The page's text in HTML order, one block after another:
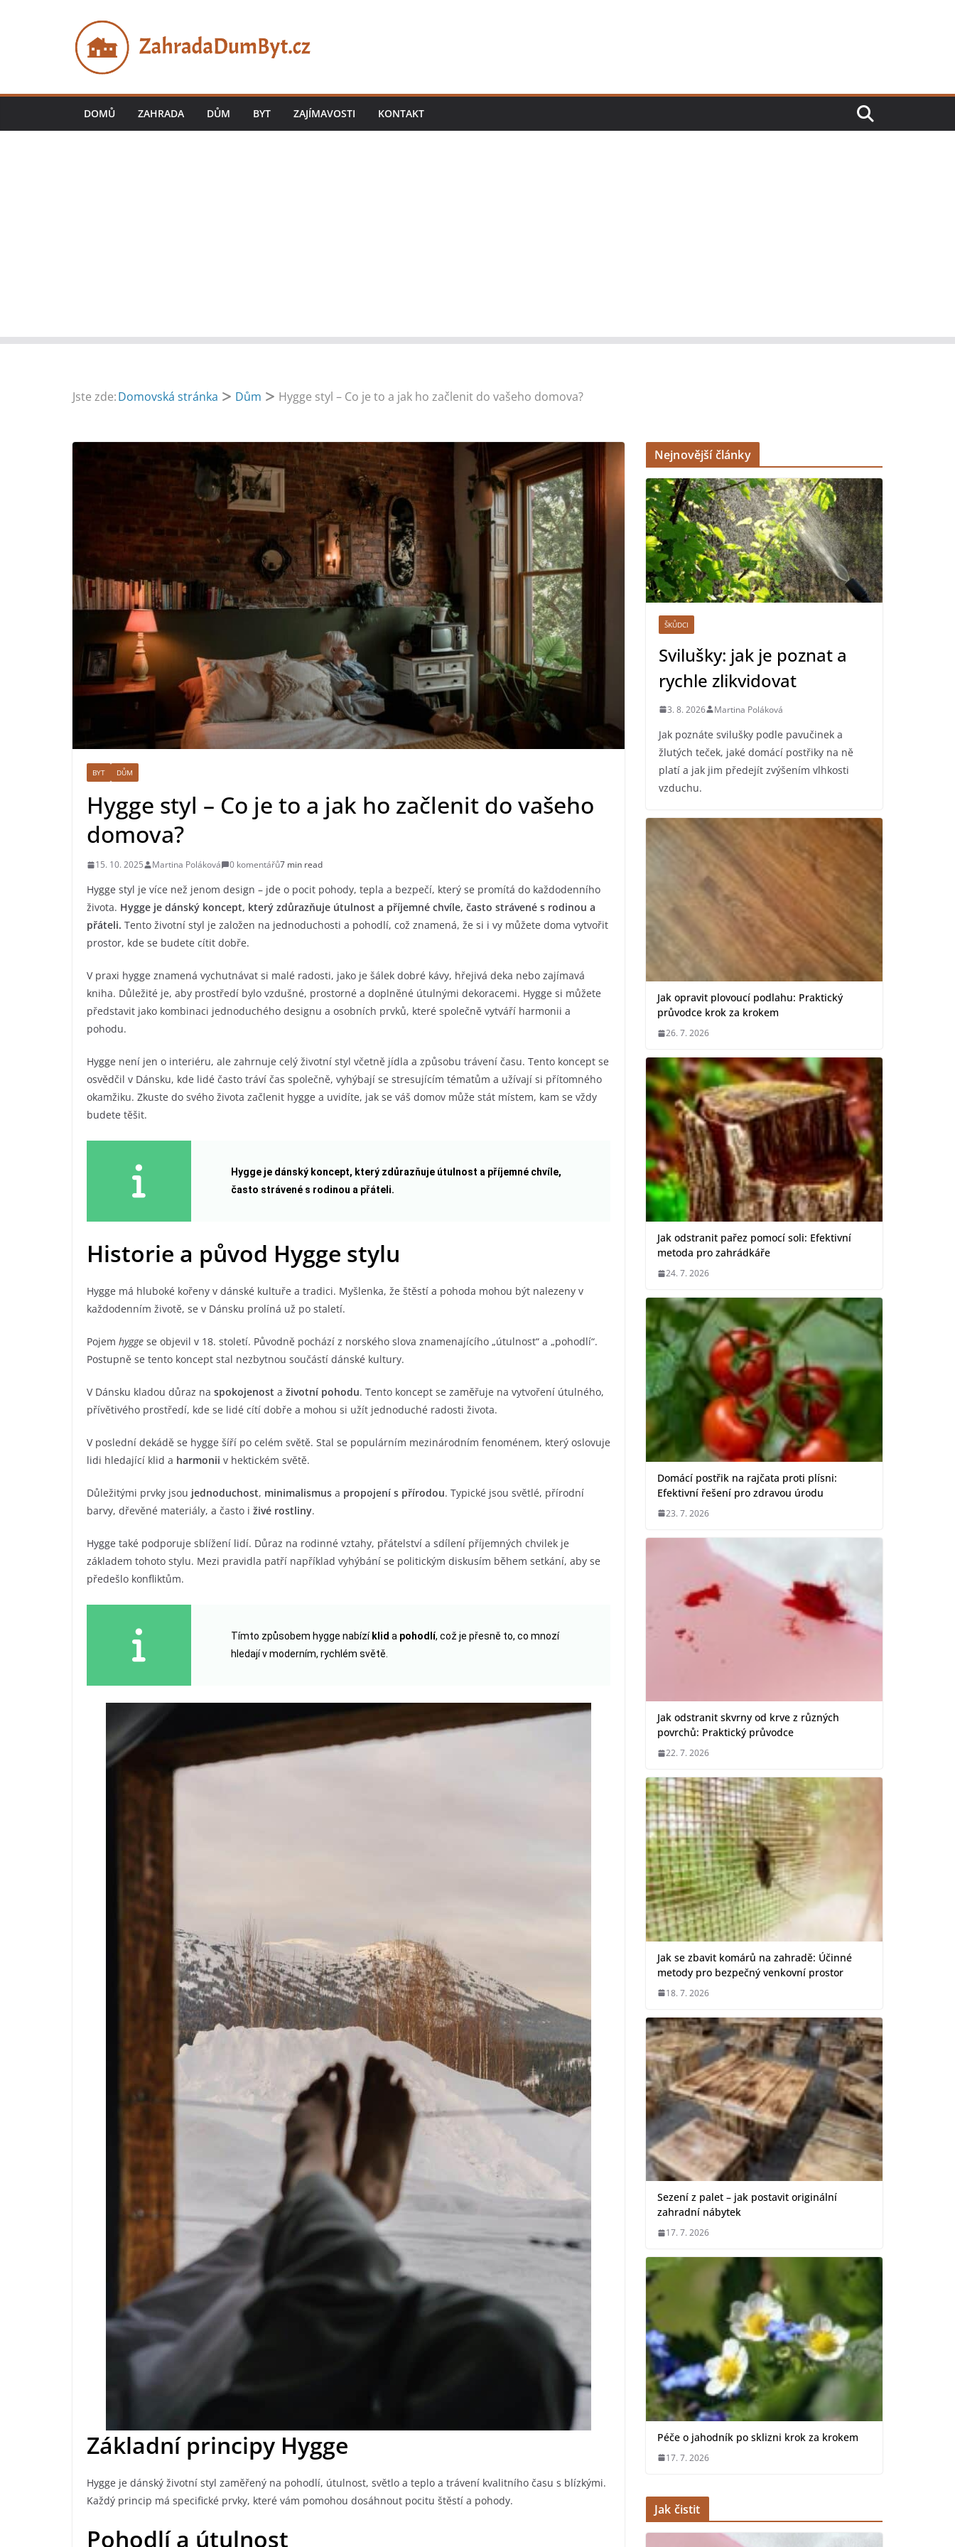
DOMŮ ZAHRADA DŮM BYT ZAJÍMAVOSTI KONTAKT
Jste zde:Domovská stránka Dům Hygge styl – Co je to a jak ho začlenit do vašeho domova?
BYT DŮM
Hygge styl – Co je to a jak ho začlenit do vašeho
domova?
15. 10. 2025 Martina Poláková 0 komentářů7 min read
Hygge styl je více než jenom design – jde o pocit pohody, tepla a bezpečí, který se promítá do každodenního
života. Hygge je dánský koncept, který zdůrazňuje útulnost a příjemné chvíle, často strávené s rodinou a
přáteli. Tento životní styl je založen na jednoduchosti a pohodlí, což znamená, že si i vy můžete doma vytvořit
prostor, kde se budete cítit dobře.
V praxi hygge znamená vychutnávat si malé radosti, jako je šálek dobré kávy, hřejivá deka nebo zajímavá
kniha. Důležité je, aby prostředí bylo vzdušné, prostorné a doplněné útulnými dekoracemi. Hygge si můžete
představit jako kombinaci jednoduchého designu a osobních prvků, které společně vytváří harmonii a
pohodu.
Hygge není jen o interiéru, ale zahrnuje celý životní styl včetně jídla a způsobu trávení času. Tento koncept se
osvědčil v Dánsku, kde lidé často tráví čas společně, vyhýbají se stresujícím tématům a užívají si přítomného
okamžiku. Zkuste do svého života začlenit hygge a uvidíte, jak se váš domov může stát místem, kam se vždy
budete těšit.
Hygge je dánský koncept, který zdůrazňuje útulnost a příjemné chvíle,
často strávené s rodinou a přáteli.
Historie a původ Hygge stylu
Hygge má hluboké kořeny v dánské kultuře a tradici. Myšlenka, že štěstí a pohoda mohou být nalezeny v
každodenním životě, se v Dánsku prolíná už po staletí.
Pojem hygge se objevil v 18. století. Původně pochází z norského slova znamenajícího „útulnost“ a „pohodlí“.
Postupně se tento koncept stal nezbytnou součástí dánské kultury.
V Dánsku kladou důraz na spokojenost a životní pohodu. Tento koncept se zaměřuje na vytvoření útulného,
přívětivého prostředí, kde se lidé cítí dobře a mohou si užít jednoduché radosti života.
V poslední dekádě se hygge šíří po celém světě. Stal se populárním mezinárodním fenoménem, který oslovuje
lidi hledající klid a harmonii v hektickém světě.
Důležitými prvky jsou jednoduchost, minimalismus a propojení s přírodou. Typické jsou světlé, přírodní
barvy, dřevěné materiály, a často i živé rostliny.
Hygge také podporuje sblížení lidí. Důraz na rodinné vztahy, přátelství a sdílení příjemných chvilek je
základem tohoto stylu. Mezi pravidla patří například vyhýbání se politickým diskusím během setkání, aby se
předešlo konfliktům.
Tímto způsobem hygge nabízí klid a pohodlí, což je přesně to, co mnozí
hledají v moderním, rychlém světě.
Základní principy Hygge
Hygge je dánský životní styl zaměřený na pohodlí, útulnost, světlo a teplo a trávení kvalitního času s blízkými.
Každý princip má specifické prvky, které vám pomohou dosáhnout pocitu štěstí a pohody.
Pohodlí a útulnost
Nejnovější články
ŠKŮDCI
Svilušky: jak je poznat a
rychle zlikvidovat
3. 8. 2026 Martina Poláková
Jak poznáte svilušky podle pavučinek a
žlutých teček, jaké domácí postřiky na ně
platí a jak jim předejít zvýšením vlhkosti
vzduchu.
Jak opravit plovoucí podlahu: Praktický
průvodce krok za krokem
26. 7. 2026
Jak odstranit pařez pomocí soli: Efektivní
metoda pro zahrádkáře
24. 7. 2026
Domácí postřik na rajčata proti plísni:
Efektivní řešení pro zdravou úrodu
23. 7. 2026
Jak odstranit skvrny od krve z různých
povrchů: Praktický průvodce
22. 7. 2026
Jak se zbavit komárů na zahradě: Účinné
metody pro bezpečný venkovní prostor
18. 7. 2026
Sezení z palet – jak postavit originální
zahradní nábytek
17. 7. 2026
Péče o jahodník po sklizni krok za krokem
17. 7. 2026
Jak čistit